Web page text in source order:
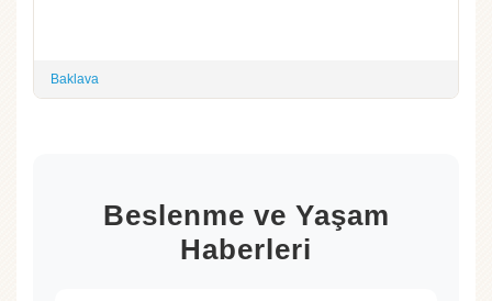
Baklava
Beslenme ve Yaşam
Haberleri